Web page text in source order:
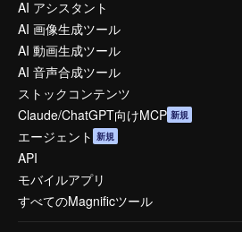
AI アシスタント
AI 画像生成ツール
AI 動画生成ツール
AI 音声合成ツール
ストックコンテンツ
Claude/ChatGPT向けMCP 新規
エージェント 新規
API
モバイルアプリ
すべてのMagnificツール